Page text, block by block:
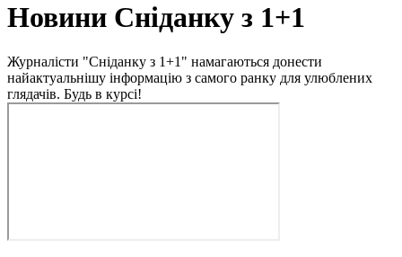
Новини Сніданку з 1+1
Журналісти "Сніданку з 1+1" намагаються донести
найактуальнішу інформацію з самого ранку для улюблених
глядачів. Будь в курсі!